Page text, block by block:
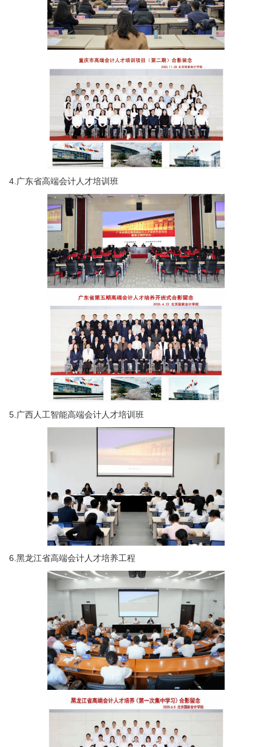
4.广东省高端会计人才培训班
5.广西人工智能高端会计人才培训班
6.黑龙江省高端会计人才培养工程